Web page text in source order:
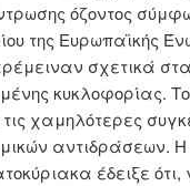
όζοντος
της Ευρωπαϊκής
σχετικά
κυκλοφορίας.
χαμηλότερες
αντιδράσεων. Η
έδειξε ότι,